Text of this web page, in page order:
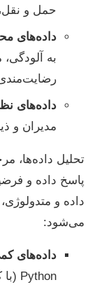
حمل و
داده‌های
به
داده‌های
مدیران و
تحلیل داده‌ها،
پاسخ داده و
داده و
می‌شود:
داده‌های
Python (با کتابخانه‌های آماری).